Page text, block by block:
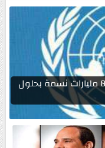
الأمم المتحدة: عدد سكان العالم يبلغ 8 مليارات نسمة بحلول